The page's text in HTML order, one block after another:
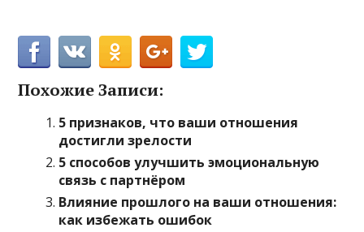
Похожие Записи:
5 признаков, что ваши отношения
достигли зрелости
5 способов улучшить эмоциональную
связь с партнёром
Влияние прошлого на ваши отношения:
как избежать ошибок